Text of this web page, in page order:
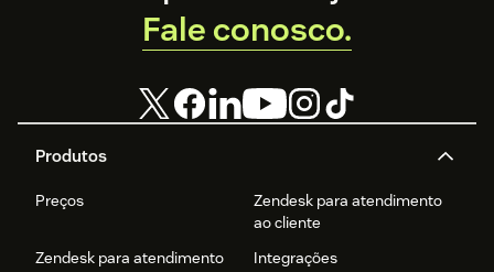
Produtos
Preços
Zendesk para atendimento
ao cliente
Zendesk para atendimento
Integrações
Fale conosco.